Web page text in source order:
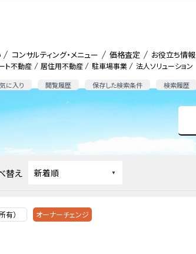
ト不動産 居住用不動産 駐車場事業 法人ソリューション
に入り 閲覧履歴 保存した検索条件 検索履歴
コンサルティング・メニュー 価格査定 お役立ち情報
替え
有） オーナーチェンジ